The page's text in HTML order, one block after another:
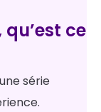
ce
série